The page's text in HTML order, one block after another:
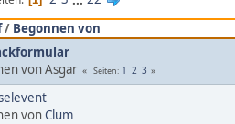
/ Begonnen von
von Asgar
Seiten 1 2 3
vonClum